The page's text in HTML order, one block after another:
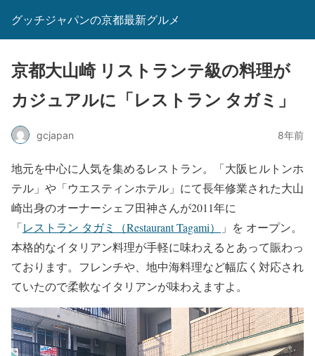
グッチジャパンの京都最新グルメ
京都大山崎 リストランテ級の料理が
カジュアルに「レストラン タガミ」
gcjapan 8年前
地元を中心に人気を集めるレストラン。「大阪ヒルトンホ
テル」や「ウエスティンホテル」にて長年修業された大山
崎出身のオーナーシェフ田神さんが2011年に
「レストラン タガミ（Restaurant Tagami）
」を オープン。
本格的なイタリアン料理が手軽に味わえるとあって賑わっ
ております。フレンチや、地中海料理など幅広く対応され
ていたので柔軟なイタリアンが味わえますよ。